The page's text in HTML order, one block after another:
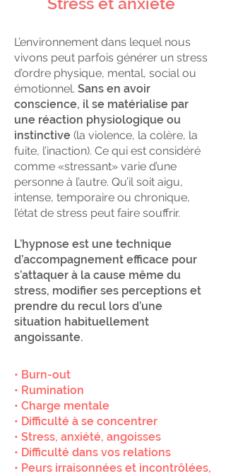
L’environnement dans lequel nous
vivons peut parfois générer un stress
d’ordre physique, mental, social ou
émotionnel. Sans en avoir
conscience, il se matérialise par
une réaction physiologique ou
instinctive (la violence, la colère, la
fuite, l’inaction). Ce qui est considéré
comme «stressant» varie d’une
personne à l’autre. Qu’il soit aigu,
intense, temporaire ou chronique,
l’état de stress peut faire souffrir.
L’hypnose est une technique
d’accompagnement efficace pour
s’attaquer à la cause même du
stress, modifier ses perceptions et
prendre du recul lors d’une
situation habituellement
angoissante.
• Burn-out
• Rumination
• Charge mentale
• Difficulté à se concentrer
• Stress, anxiété, angoisses
• Difficulté dans vos relations
• Peurs irraisonnées et incontrôlées,